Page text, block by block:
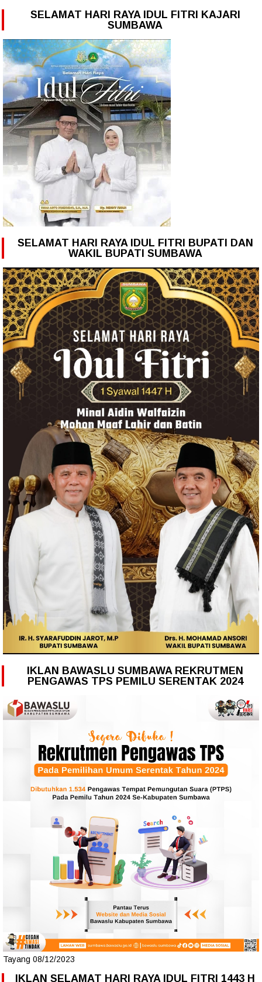
SELAMAT HARI RAYA IDUL FITRI KAJARI
SUMBAWA
SELAMAT HARI RAYA IDUL FITRI BUPATI DAN
WAKIL BUPATI SUMBAWA
IKLAN BAWASLU SUMBAWA REKRUTMEN
PENGAWAS TPS PEMILU SERENTAK 2024
Tayang 08/12/2023
IKLAN SELAMAT HARI RAYA IDUL FITRI 1443 H